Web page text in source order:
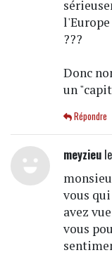
???
Donc
un
Répondre
meyzieu
vous
avez
vous